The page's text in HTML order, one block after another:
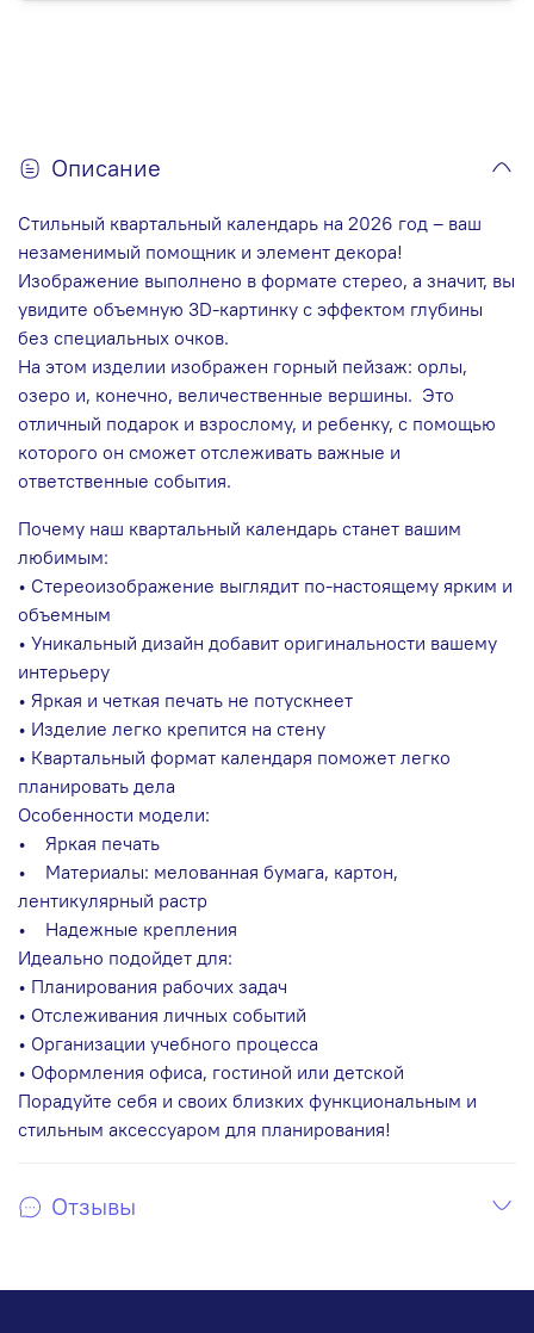
Описание
Стильный квартальный календарь на 2026 год – ваш
незаменимый помощник и элемент декора!
Изображение выполнено в формате стерео, а значит, вы
увидите объемную 3D-картинку с эффектом глубины
без специальных очков.
На этом изделии изображен горный пейзаж: орлы,
озеро и, конечно, величественные вершины. Это
отличный подарок и взрослому, и ребенку, с помощью
которого он сможет отслеживать важные и
ответственные события.
Почему наш квартальный календарь станет вашим
любимым:
• Стереоизображение выглядит по-настоящему ярким и
объемным
• Уникальный дизайн добавит оригинальности вашему
интерьеру
• Яркая и четкая печать не потускнеет
• Изделие легко крепится на стену
• Квартальный формат календаря поможет легко
планировать дела
Особенности модели:
• Яркая печать
• Материалы: мелованная бумага, картон,
лентикулярный растр
• Надежные крепления
Идеально подойдет для:
• Планирования рабочих задач
• Отслеживания личных событий
• Организации учебного процесса
• Оформления офиса, гостиной или детской
Порадуйте себя и своих близких функциональным и
стильным аксессуаром для планирования!
Отзывы